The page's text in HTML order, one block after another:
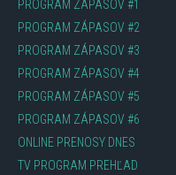
PROGRAM ZÁPASOV #1
PROGRAM ZÁPASOV #2
PROGRAM ZÁPASOV #3
PROGRAM ZÁPASOV #4
PROGRAM ZÁPASOV #5
PROGRAM ZÁPASOV #6
ONLINE PRENOSY DNES
TV PROGRAM PREHĽAD